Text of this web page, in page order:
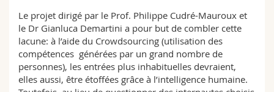
Le projet dirigé par le Prof. Philippe Cudré-Mauroux et
le Dr Gianluca Demartini a pour but de combler cette
lacune: à l’aide du Crowdsourcing (utilisation des
compétences générées par un grand nombre de
personnes), les entrées plus inhabituelles devraient,
elles aussi, être étoffées grâce à l’intelligence humaine.